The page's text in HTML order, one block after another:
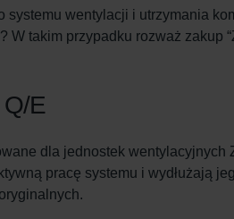
wentylacji i utrzymania
takim przypadku rozważ zakup
E
dla jednostek
pracę systemu i wydłużają